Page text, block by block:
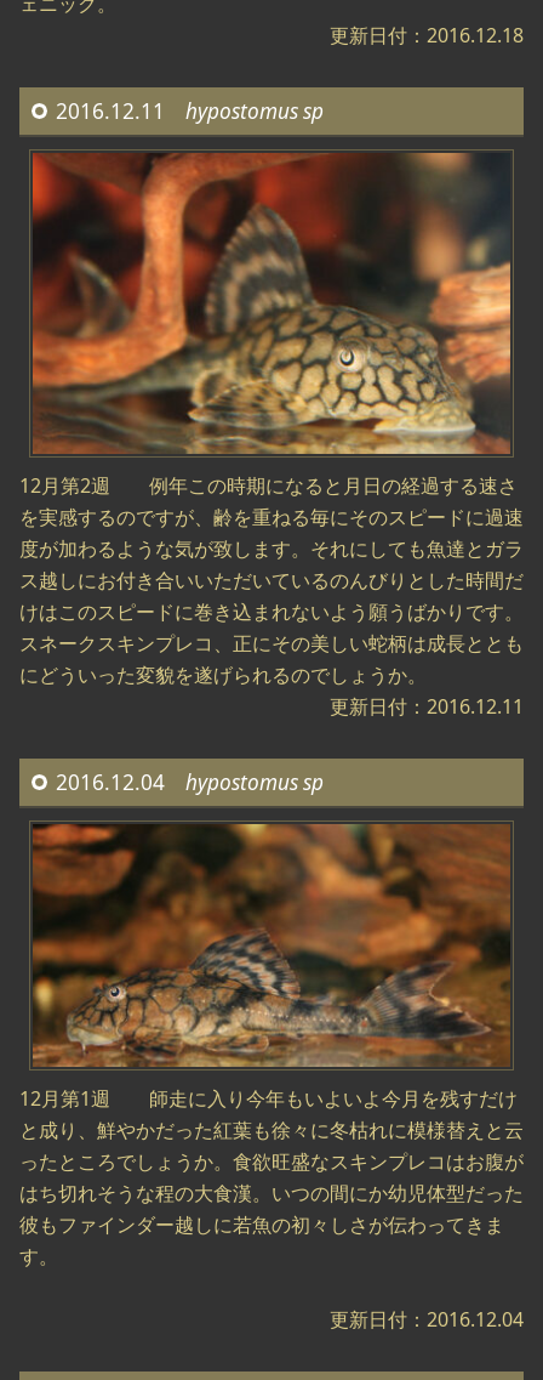
更新日付：2016.12.18
2016.12.11 hypostomus sp
12月第2週 例年この時期になると月日の経過する速さ
を実感するのですが、齢を重ねる毎にそのスピードに過速
度が加わるような気が致します。それにしても魚達とガラ
ス越しにお付き合いいただいているのんびりとした時間だ
けはこのスピードに巻き込まれないよう願うばかりです。
スネークスキンプレコ、正にその美しい蛇柄は成長ととも
にどういった変貌を遂げられるのでしょうか。
更新日付：2016.12.11
2016.12.04 hypostomus sp
12月第1週 師走に入り今年もいよいよ今月を残すだけ
と成り、鮮やかだった紅葉も徐々に冬枯れに模様替えと云
ったところでしょうか。食欲旺盛なスキンプレコはお腹が
はち切れそうな程の大食漢。いつの間にか幼児体型だった
彼もファインダー越しに若魚の初々しさが伝わってきま
す。
更新日付：2016.12.04